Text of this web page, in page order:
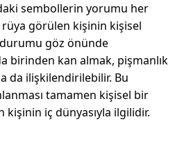
sembollerin yorumu her
görülen kişinin kişisel
göz önünde
birinden kan almak, pişmanlık
da ilişkilendirilebilir. Bu
tamamen kişisel bir
iç dünyasıyla ilgilidir.